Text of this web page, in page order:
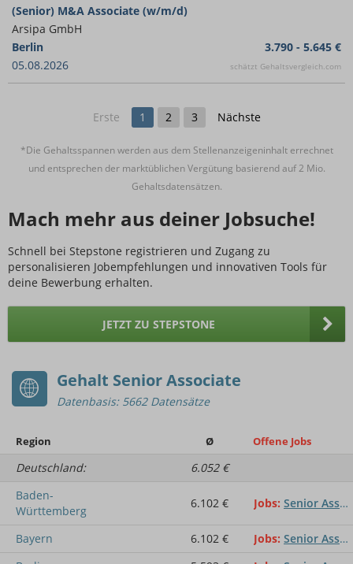
(Senior) M&A Associate (w/m/d)
Arsipa GmbH
Berlin
05.08.2026
3.790 - 5.645 €
schätzt Gehaltsvergleich.com
Erste 1 2 3 Nächste
*Die Gehaltsspannen werden aus dem Stellenanzeigeninhalt errechnet
und entsprechen der marktüblichen Vergütung basierend auf 2 Mio.
Gehaltsdatensätzen.
Mach mehr aus deiner Jobsuche!
Schnell bei Stepstone registrieren und Zugang zu
personalisieren Jobempfehlungen und innovativen Tools für
deine Bewerbung erhalten.
JETZT ZU STEPSTONE
Gehalt Senior Associate
Datenbasis: 5662 Datensätze
Region Ø Offene Jobs
Deutschland:
6.052 €
Baden-
Württemberg
6.102 € Jobs Senior Associate
Bayern 6.102 € Jobs Senior Associate